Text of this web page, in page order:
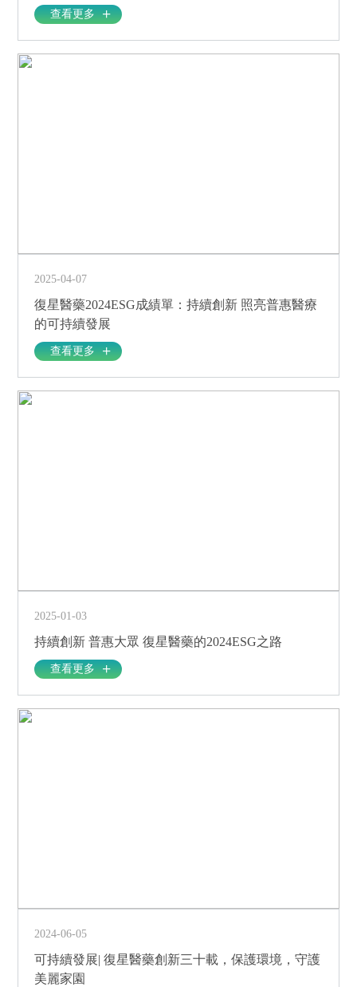
查看更多
2025-04-07
復星醫藥2024ESG成績單：持續創新 照亮普惠醫療
的可持續發展
查看更多
2025-01-03
持續創新 普惠大眾 復星醫藥的2024ESG之路
查看更多
2024-06-05
可持續發展| 復星醫藥創新三十載，保護環境，守護
美麗家園